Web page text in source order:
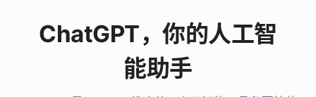
ChatGPT，你的人工智
能助手